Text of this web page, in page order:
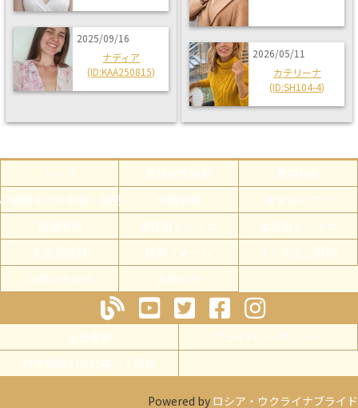
2025/09/16
ナディア
(ID:KAA250815)
2026/05/11
カテリーナ
(ID:SH104-4)
トップ 登録女性検索
費用料金
結婚までの手順・説明
成婚実績
運営あいさつ
婚活情報
男性用メルマガ
女性用メルマガ
入会前登録
募集フォーム
よくあるご質問
お問い合わせ
お知らせ
会社概要
プライバシーポリシー
特定商取引法に基づく表記
Powered by ロシア・ウクライナブライド